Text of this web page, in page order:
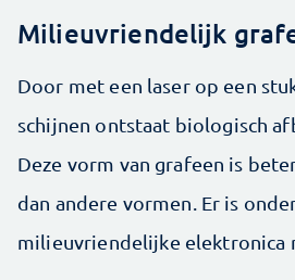
Milieuvriendelijk
Door met een laser op een
schijnen ontstaat biologisch
Deze vorm van grafeen is
dan andere vormen. Er is
milieuvriendelijke elektronica